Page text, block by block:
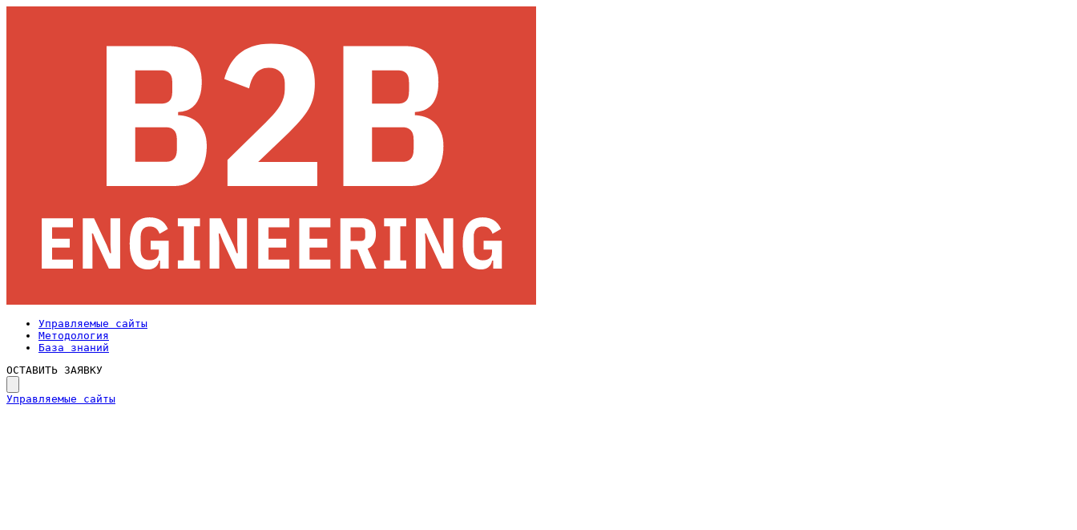
Управляемые сайты
Методология
База знаний
ОСТАВИТЬ ЗАЯВКУ
Управляемые сайты